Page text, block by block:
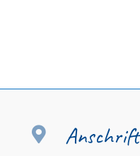
 Anschrift